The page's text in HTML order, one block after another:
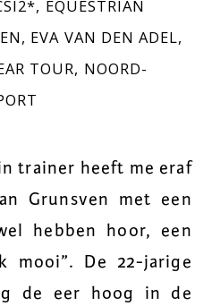
, EQUESTRIAN
, EVA VAN DEN ADEL,
TOUR, NOORD-
trainer heeft me eraf
Grunsven met een
hebben hoor, een
mooi”. De 22-jarige
de eer hoog in de